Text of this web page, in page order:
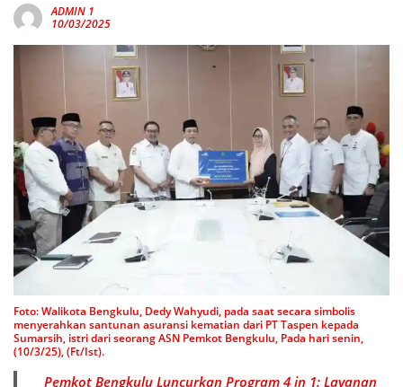
ADMIN 1
10/03/2025
Foto: Walikota Bengkulu, Dedy Wahyudi, pada saat secara simbolis
menyerahkan santunan asuransi kematian dari PT Taspen kepada
Sumarsih, istri dari seorang ASN Pemkot Bengkulu, Pada hari senin,
(10/3/25), (Ft/Ist).
Pemkot Bengkulu Luncurkan Program 4 in 1: Layanan